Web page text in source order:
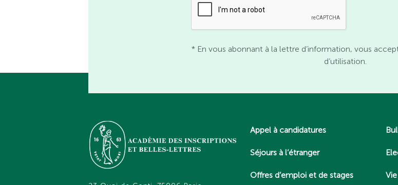
* En vous abonnant à la lettre d’information, vous
d’utilisation.
Appel à candidatures
Séjours à l’étranger
Offres d’emploi et de stages